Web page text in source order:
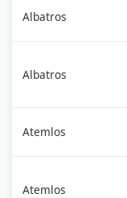
Albatros
Albatros
Atemlos
Atemlos